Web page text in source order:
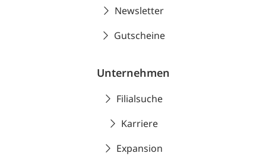
Newsletter
Gutscheine
Unternehmen
Filialsuche
Karriere
Expansion